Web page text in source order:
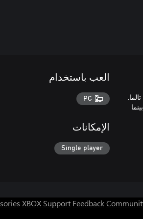
العب باستخدام
PC
الإمكانات
Single player
XBOX Support Feedback